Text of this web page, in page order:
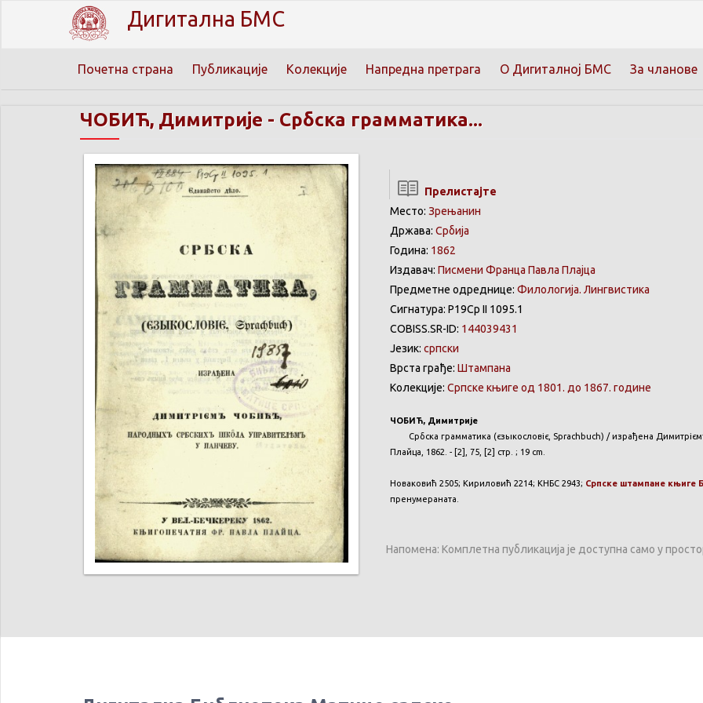
Дигитална БМС
Почетна страна Публикације Колекције Напредна претрага О Дигиталној БМС За чланове
ЧОБИЋ, Димитрије - Србска грамматика...
Прелистајте
Место: Зрењанин
Држава: Србија
Година: 1862
Издавач: Писмени Франца Павла Плајца
Предметне одреднице: Филологија. Лингвистика
Сигнатура: Р19Ср II 1095.1
COBISS.SR-ID: 144039431
Језик: српски
Врста грађе: Штампана
Колекције: Српске књиге од 1801. до 1867. године
ЧОБИЋ, Димитрије
Србска грамматика (єзыкословіє, Sprachbuch) / израђена
Плайца, 1862. - [2], 75, [2] стр. ; 19 cm.
Новаковић 2505; Кириловић 2214; КНБС 2943; Српске штампане књиге
пренумераната.
Напомена: Комплетна публикација је доступна само у